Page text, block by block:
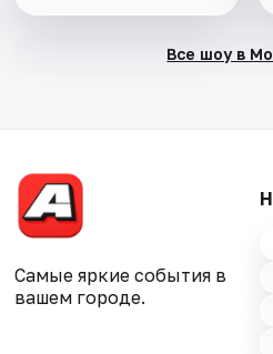
Все шоу в
Самые яркие события в
вашем городе.